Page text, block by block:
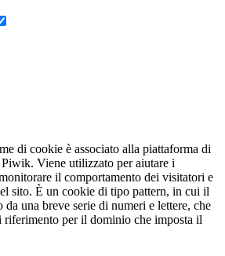
di cookie è associato alla piattaforma di
Viene utilizzato per aiutare i
il comportamento dei visitatori e
sito. È un cookie di tipo pattern, in cui il
una breve serie di numeri e lettere, che
riferimento per il dominio che imposta il